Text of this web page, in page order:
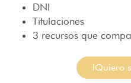
DNI
Titulaciones
3 recursos que
¡Quiero